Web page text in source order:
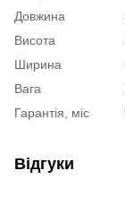
Довжина
Висота
Ширина
Вага
Гарантія, міс
Відгуки